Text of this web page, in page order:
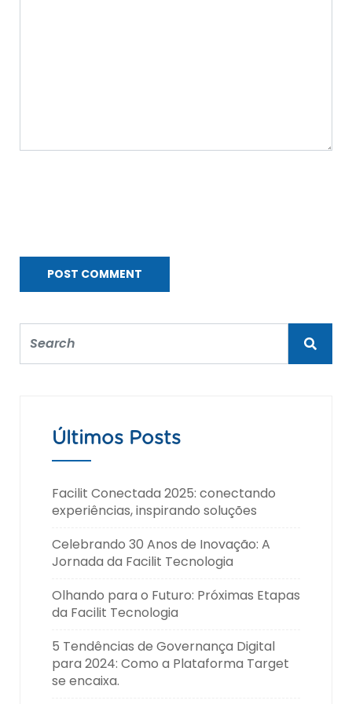
Últimos Posts
Facilit Conectada 2025: conectando
experiências, inspirando soluções
Celebrando 30 Anos de Inovação: A
Jornada da Facilit Tecnologia
Olhando para o Futuro: Próximas Etapas
da Facilit Tecnologia
5 Tendências de Governança Digital
para 2024: Como a Plataforma Target
se encaixa.